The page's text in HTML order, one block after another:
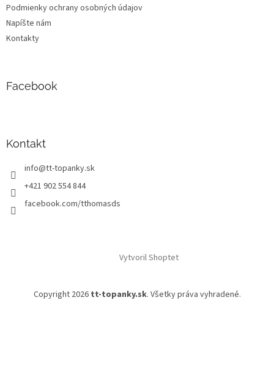
Podmienky ochrany osobných údajov
Napíšte nám
Kontakty
Facebook
Kontakt
info@tt-topanky.sk
+421 902 554 844
facebook.com/tthomasds
Vytvoril Shoptet
Copyright 2026 tt-topanky.sk. Všetky práva vyhradené.